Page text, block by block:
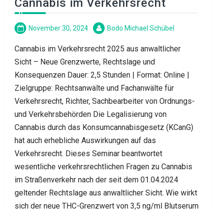
Cannabis im Verkehrsrecht
November 30, 2024 Bodo Michael Schübel
Cannabis im Verkehrsrecht 2025 aus anwaltlicher
Sicht – Neue Grenzwerte, Rechtslage und
Konsequenzen Dauer: 2,5 Stunden | Format: Online |
Zielgruppe: Rechtsanwälte und Fachanwälte für
Verkehrsrecht, Richter, Sachbearbeiter von Ordnungs-
und Verkehrsbehörden Die Legalisierung von
Cannabis durch das Konsumcannabisgesetz (KCanG)
hat auch erhebliche Auswirkungen auf das
Verkehrsrecht. Dieses Seminar beantwortet
wesentliche verkehrsrechtlichen Fragen zu Cannabis
im Straßenverkehr nach der seit dem 01.04.2024
geltender Rechtslage aus anwaltlicher Sicht. Wie wirkt
sich der neue THC-Grenzwert von 3,5 ng/ml Blutserum